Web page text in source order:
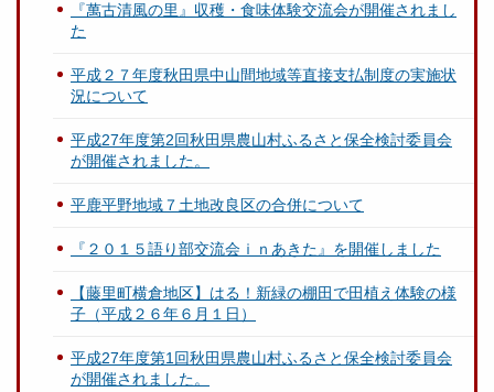
『萬古清風の里』収穫・食味体験交流会が開催されまし
た
平成２７年度秋田県中山間地域等直接支払制度の実施状
況について
平成27年度第2回秋田県農山村ふるさと保全検討委員会
が開催されました。
平鹿平野地域７土地改良区の合併について
『２０１５語り部交流会ｉｎあきた』を開催しました
【藤里町横倉地区】はる！新緑の棚田で田植え体験の様
子（平成２６年６月１日）
平成27年度第1回秋田県農山村ふるさと保全検討委員会
が開催されました。